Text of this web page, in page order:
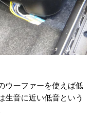
ウーファーを使えば低
生音に近い低音という